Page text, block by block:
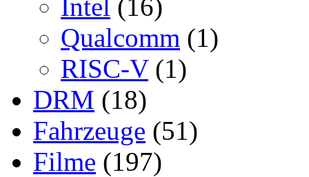
Intel (16)
Qualcomm (1)
RISC-V(1)
DRM (18)
Fahrzeuge (51)
Filme (197)